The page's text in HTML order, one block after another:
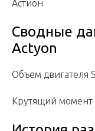
Астион
Сводные
Actyon
Объем двигателя
Крутящий момент